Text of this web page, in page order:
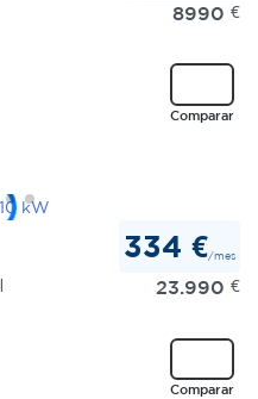
8990 €
Comparar
334 €/mes
23.990 €
Comparar